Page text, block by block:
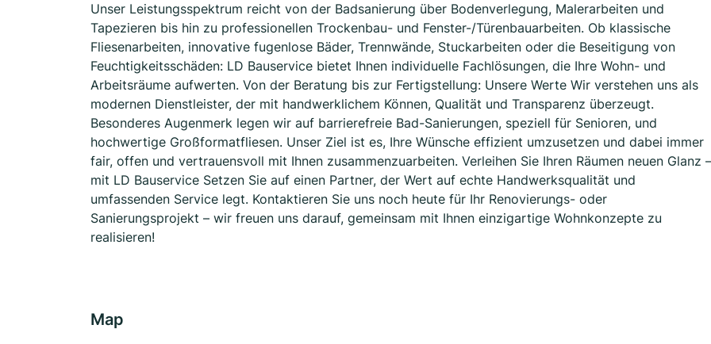
Unser Leistungsspektrum reicht von der Badsanierung über Bodenverlegung, Malerarbeiten und
Tapezieren bis hin zu professionellen Trockenbau- und Fenster-/Türenbauarbeiten. Ob klassische
Fliesenarbeiten, innovative fugenlose Bäder, Trennwände, Stuckarbeiten oder die Beseitigung von
Feuchtigkeitsschäden: LD Bauservice bietet Ihnen individuelle Fachlösungen, die Ihre Wohn- und
Arbeitsräume aufwerten. Von der Beratung bis zur Fertigstellung: Unsere Werte Wir verstehen uns als
modernen Dienstleister, der mit handwerklichem Können, Qualität und Transparenz überzeugt.
Besonderes Augenmerk legen wir auf barrierefreie Bad-Sanierungen, speziell für Senioren, und
hochwertige Großformatfliesen. Unser Ziel ist es, Ihre Wünsche effizient umzusetzen und dabei immer
fair, offen und vertrauensvoll mit Ihnen zusammenzuarbeiten. Verleihen Sie Ihren Räumen neuen Glanz –
mit LD Bauservice Setzen Sie auf einen Partner, der Wert auf echte Handwerksqualität und
umfassenden Service legt. Kontaktieren Sie uns noch heute für Ihr Renovierungs- oder
Sanierungsprojekt – wir freuen uns darauf, gemeinsam mit Ihnen einzigartige Wohnkonzepte zu
realisieren!
Map